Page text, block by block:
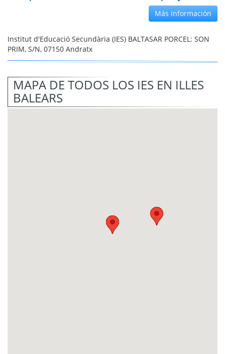
Más Información
Institut d'Educació Secundària (IES) BALTASAR PORCEL: SON
PRIM, S/N, 07150 Andratx
MAPA DE TODOS LOS IES EN ILLES
BALEARS